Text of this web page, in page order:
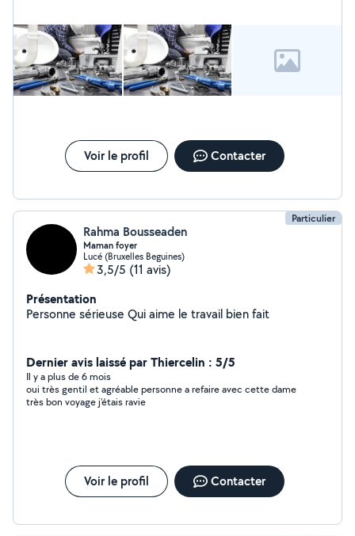
Voir le profil Contacter
Particulier
Rahma Bousseaden
Maman foyer
Lucé (Bruxelles Beguines)
3,5/5 (11 avis)
Présentation
Personne sérieuse Qui aime le travail bien fait
Dernier avis laissé par Thiercelin : 5/5
Il y a plus de 6 mois
oui très gentil et agréable personne a refaire avec cette dame
très bon voyage j'étais ravie
Voir le profil Contacter